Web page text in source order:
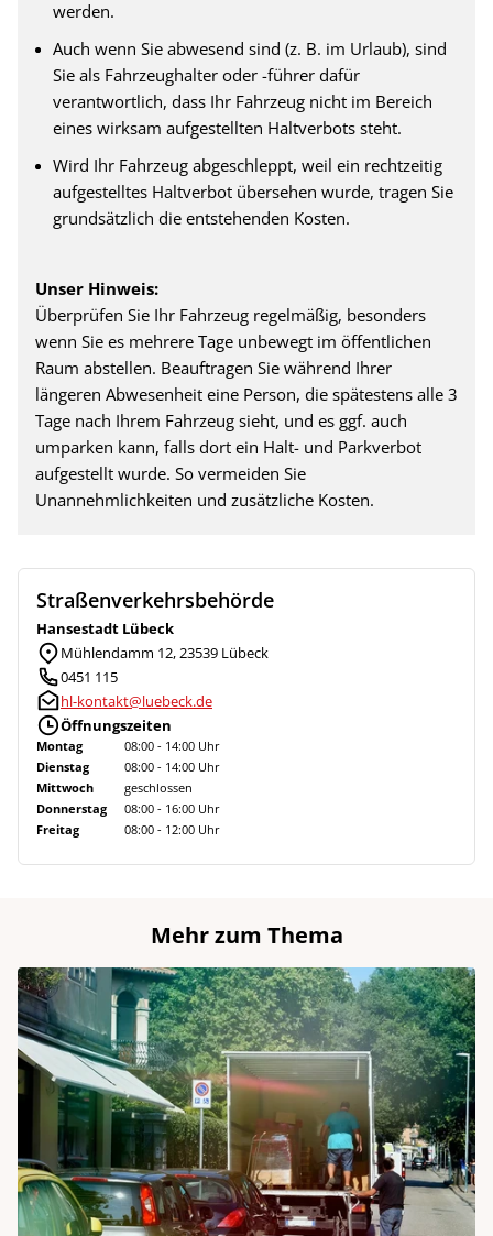
werden.
Auch wenn Sie abwesend sind (z. B. im Urlaub), sind
Sie als Fahrzeughalter oder -führer dafür
verantwortlich, dass Ihr Fahrzeug nicht im Bereich
eines wirksam aufgestellten Haltverbots steht.
Wird Ihr Fahrzeug abgeschleppt, weil ein rechtzeitig
aufgestelltes Haltverbot übersehen wurde, tragen Sie
grundsätzlich die entstehenden Kosten.
Unser Hinweis:
Überprüfen Sie Ihr Fahrzeug regelmäßig, besonders
wenn Sie es mehrere Tage unbewegt im öffentlichen
Raum abstellen. Beauftragen Sie während Ihrer
längeren Abwesenheit eine Person, die spätestens alle 3
Tage nach Ihrem Fahrzeug sieht, und es ggf. auch
umparken kann, falls dort ein Halt- und Parkverbot
aufgestellt wurde. So vermeiden Sie
Unannehmlichkeiten und zusätzliche Kosten.
Straßenverkehrsbehörde
Hansestadt Lübeck
Mühlendamm 12, 23539 Lübeck
0451 115
hl-kontakt@luebeck.de
Öffnungszeiten
Montag
08:00 - 14:00 Uhr
Dienstag
08:00 - 14:00 Uhr
Mittwoch
geschlossen
Donnerstag
08:00 - 16:00 Uhr
Freitag
08:00 - 12:00 Uhr
Mehr zum Thema